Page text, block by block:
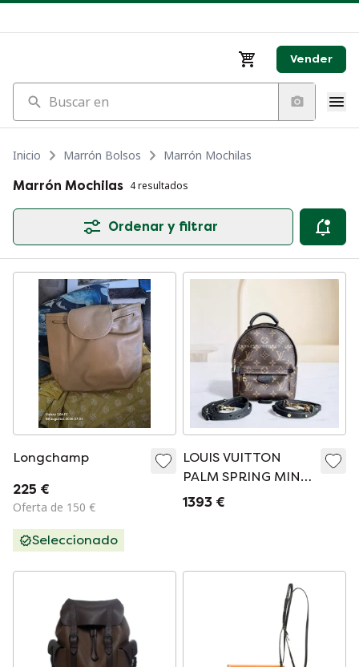
Vender
Buscar en
Inicio Marrón Bolsos
Marrón Mochilas
Marrón Mochilas 4 resultados
Ordenar y filtrar
Longchamp
225 €
Oferta de 150 €
Seleccionado
LOUIS VUITTON
PALM SPRING MINI -
MOCHILA DE LONA
1393 €